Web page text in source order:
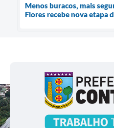
Menos buracos, mais
Flores recebe nova etapa